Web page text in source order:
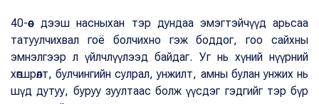
40-өөс дээш насныхан тэр дундаа эмэгтэйчүүд арьсаа
татуулчихвал гоё болчихно гэж боддог, гоо сайхны
эмнэлгээр л үйлчлүүлээд байдаг. Уг нь хүний нүүрний
хөгшрөлт, булчингийн сулрал, унжилт, амны булан унжих нь
шүд дутуу, буруу зуултаас болж үүсдэг гэдгийг тэр бүр